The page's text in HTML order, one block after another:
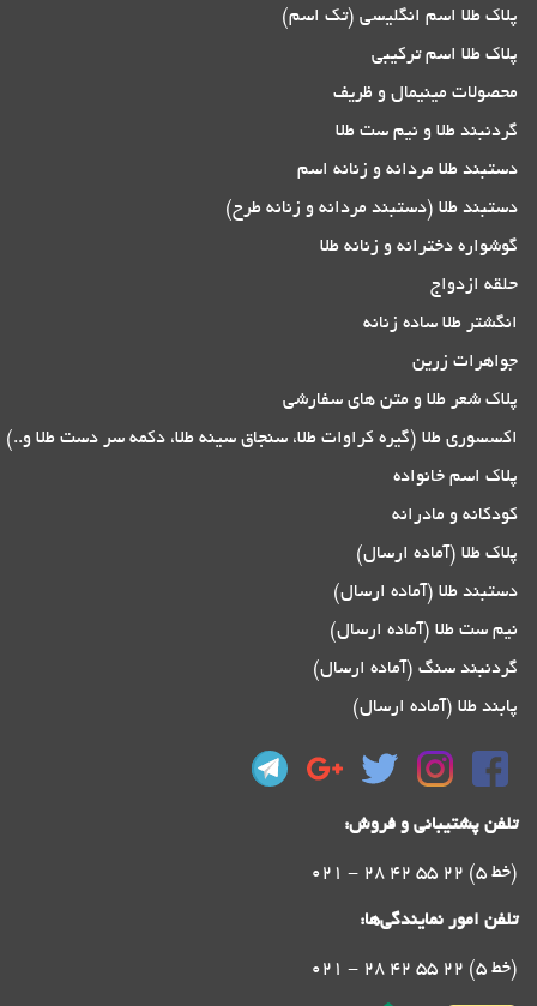
پلاک طلا اسم انگلیسی (تک اسم)
پلاک طلا اسم ترکیبی
محصولات مینیمال و ظریف
گردنبند طلا و نیم ست طلا
دستبند طلا مردانه و زنانه اسم
دستبند طلا (دستبند مردانه و زنانه طرح)
گوشواره دخترانه و زنانه طلا
حلقه ازدواج
انگشتر طلا ساده زنانه
جواهرات زرین
پلاک شعر طلا و متن های سفارشی
اکسسوری طلا (گیره کراوات طلا، سنجاق سینه طلا، دکمه سر دست طلا و..)
پلاک اسم خانواده
کودکانه و مادرانه
پلاک طلا (آماده ارسال)
دستبند طلا (آماده ارسال)
نیم ست طلا (آماده ارسال)
گردنبند سنگ (آماده ارسال)
پابند طلا (آماده ارسال)
تلفن پشتیبانی و فروش:
021 - 28 42 55 22 (5 خط)
تلفن امور نمایندگی‌ها:
021 - 28 42 55 22 (5 خط)